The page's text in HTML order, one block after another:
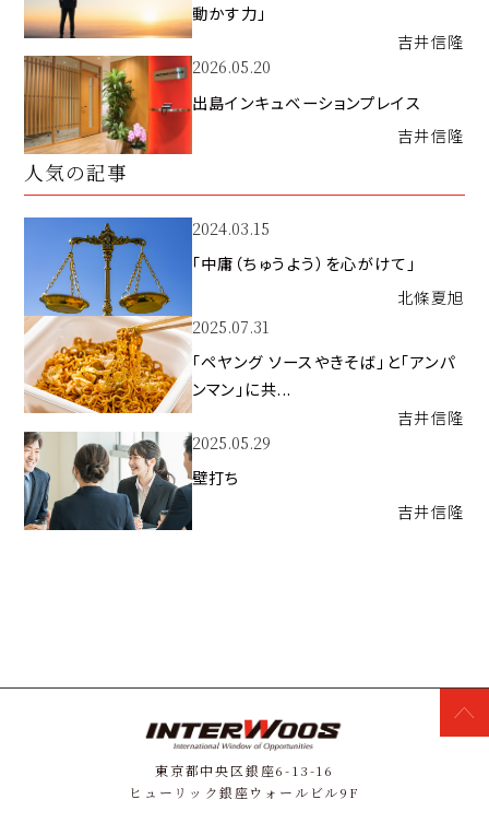
動かす力」
吉井信隆
2026.05.20
出島インキュベーションプレイス
吉井信隆
人気の記事
2024.03.15
「中庸（ちゅうよう）を心がけて」
北條夏旭
2025.07.31
「ペヤング ソースやきそば」と「アンパ
ンマン」に共...
吉井信隆
2025.05.29
壁打ち
吉井信隆
東京都中央区銀座6-13-16
ヒューリック銀座ウォールビル9F